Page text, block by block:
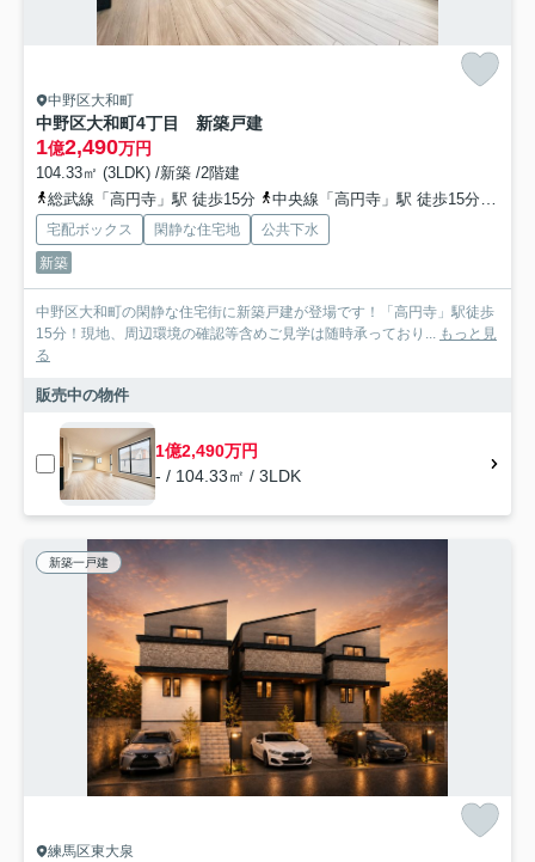
中野区大和町
中野区大和町4丁目 新築戸建
1億2,490万円
104.33㎡ (3LDK) /新築 /2階建
総武線「高円寺」駅 徒歩15分
中央線「高円寺」駅 徒歩15分
宅配ボックス 閑静な住宅地
公共下水
新築
中野区大和町の閑静な住宅街に新築戸建が登場です！「高円寺」駅徒歩
15分！現地、周辺環境の確認等含めご見学は随時承っており... もっと見
る
販売中の物件
1億2,490万円
- / 104.33㎡ / 3LDK
新築一戸建
練馬区東大泉